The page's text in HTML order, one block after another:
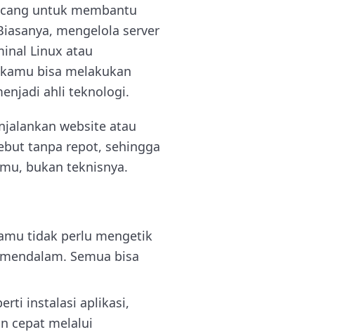
untuk membantu
mengelola server
Linux atau
bisa melakukan
ahli teknologi.
website atau
tanpa repot, sehingga
bukan teknisnya.
tidak perlu mengetik
Semua bisa
instalasi aplikasi,
cepat melalui